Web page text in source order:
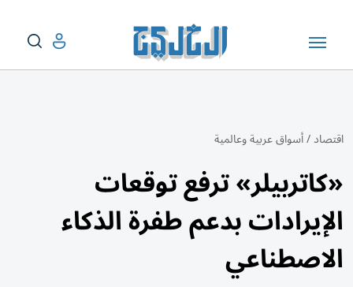
اقتصاد/أسواق عربية وعالمية
«كاتربيلر» ترفع توقعات
الإيرادات بدعم طفرة الذكاء
الاصطناعي